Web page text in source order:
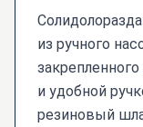
из ручного
и удобной
резиновый